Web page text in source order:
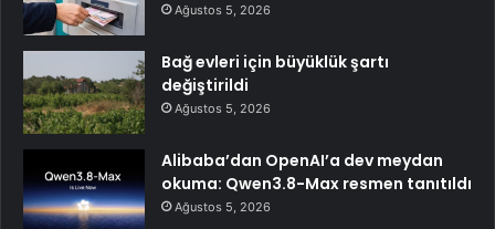
Ağustos 5, 2026
Bağ evleri için büyüklük şartı
değiştirildi
Ağustos 5, 2026
Alibaba’dan OpenAI’a dev meydan
okuma: Qwen3.8-Max resmen tanıtıldı
Ağustos 5, 2026